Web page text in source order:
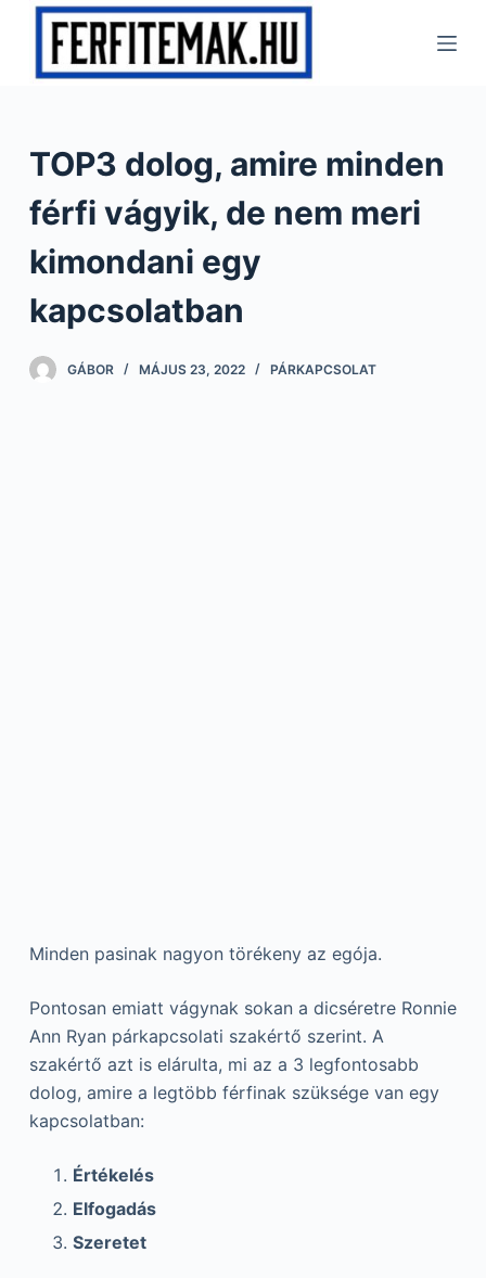
o
n
TOP3 dolog, amire minden
férfi vágyik, de nem meri
kimondani egy
kapcsolatban
GÁBOR MÁJUS 23, 2022 PÁRKAPCSOLAT
Minden pasinak nagyon törékeny az egója.
Pontosan emiatt vágynak sokan a dicséretre Ronnie
Ann Ryan párkapcsolati szakértő szerint. A
szakértő azt is elárulta, mi az a 3 legfontosabb
dolog, amire a legtöbb férfinak szüksége van egy
kapcsolatban:
Értékelés
Elfogadás
Szeretet